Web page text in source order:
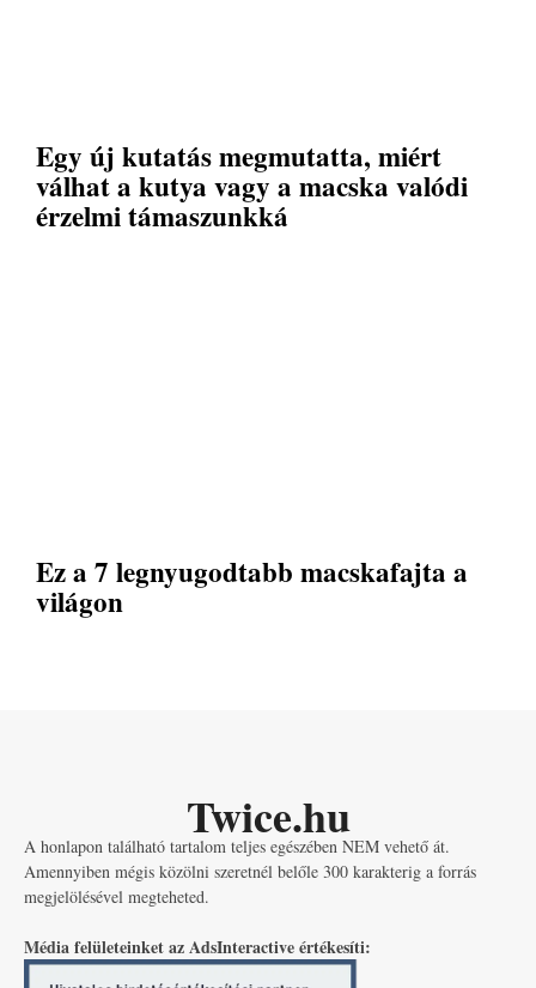
Egy új kutatás megmutatta, miért
válhat a kutya vagy a macska valódi
érzelmi támaszunkká
Ez a 7 legnyugodtabb macskafajta a
világon
Twice.hu
A honlapon található tartalom teljes egészében NEM vehető át.
Amennyiben mégis közölni szeretnél belőle 300 karakterig a forrás
megjelölésével megteheted.
Média felületeinket az AdsInteractive értékesíti: